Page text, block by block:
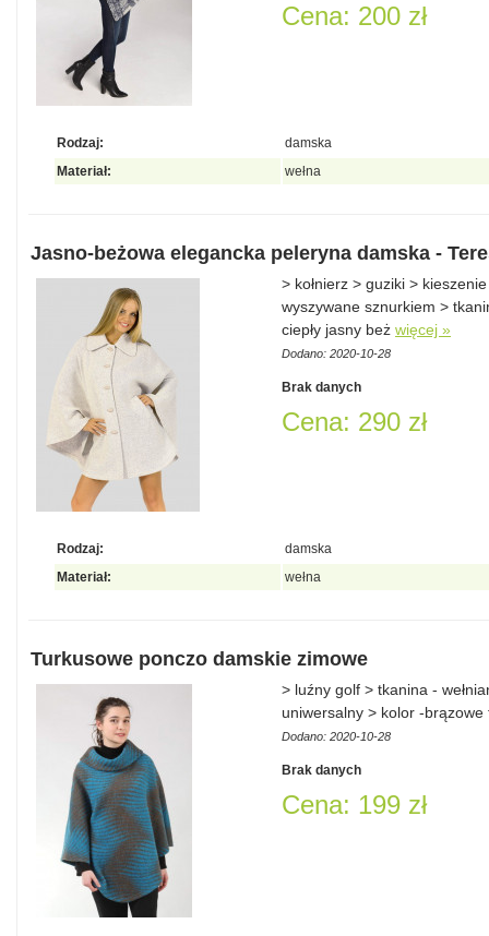
Cena: 200 zł
Rodzaj:
damska
Materiał:
wełna
Jasno-beżowa elegancka peleryna damska -
> kołnierz > guziki >
wyszywane sznurkiem >
ciepły jasny beż więcej »
Dodano: 2020-10-28
Brak danych
Cena: 290 zł
Rodzaj:
damska
Materiał:
wełna
Turkusowe ponczo damskie zimowe
> luźny golf > tkanina -
uniwersalny > kolor -
Dodano: 2020-10-28
Brak danych
Cena: 199 zł